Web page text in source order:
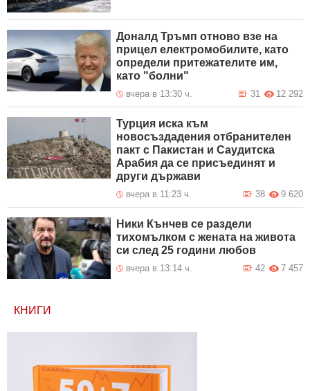
Доналд Тръмп отново взе на
прицел електромобилите, като
определи притежателите им,
като "болни"
вчера в 13:30 ч. 12 292
31
Турция иска към
новосъздадения отбранителен
пакт с Пакистан и Саудитска
Арабия да се присъединят и
други държави
вчера в 11:23 ч. 9 620
38
Ники Кънчев се раздели
тихомълком с жената на живота
си след 25 години любов
вчера в 13:14 ч. 7 457
42
КНИГИ